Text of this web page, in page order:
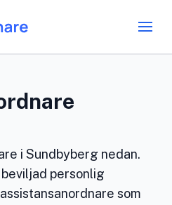
i Sundbyberg nedan.
personlig
som